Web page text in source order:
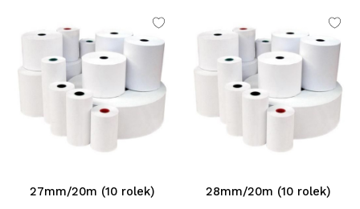
27mm/20m (10 rolek) 28mm/20m (10 rolek)